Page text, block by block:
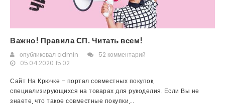
Важно! Правила СП. Читать всем!
опубликовал admin
52 комментарий
05.04.2020 15:02
Сайт На Крючке – портал совместных покупок,
специализирующихся на товарах для рукоделия. Если Вы не
знаете, что такое совместные покупки,...